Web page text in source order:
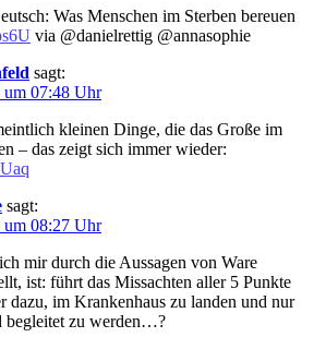
Was Menschen im Sterben bereuen
via @danielrettig @annasophie
sagt:
um 07:48 Uhr
kleinen Dinge, die das Große im
– das zeigt sich immer wieder:
sagt:
um 08:27 Uhr
mir durch die Aussagen von Ware
ist: führt das Missachten aller 5 Punkte
dazu, im Krankenhaus zu landen und nur
begleitet zu werden…?